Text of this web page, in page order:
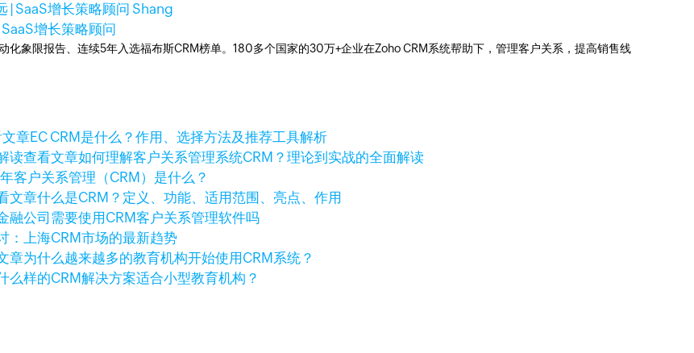
| SaaS增长策略顾问 Shang
SaaS增长策略顾问
象限报告、连续5年入选福布斯CRM榜单。180多个国家的30万+企业在Zoho CRM系统帮助下，管理客户关系，提高销售线
章EC CRM是什么？作用、选择方法及推荐工具解析
查看文章如何理解客户关系管理系统CRM？理论到实战的全面解读
客户关系管理（CRM）是什么？
文章什么是CRM？定义、功能、适用范围、亮点、作用
融公司需要使用CRM客户关系管理软件吗
：上海CRM市场的最新趋势
章为什么越来越多的教育机构开始使用CRM系统？
么样的CRM解决方案适合小型教育机构？